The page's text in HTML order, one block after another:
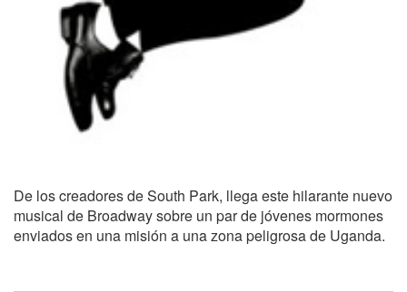
De los creadores de South Park, llega este hilarante nuevo
musical de Broadway sobre un par de jóvenes mormones
enviados en una misión a una zona peligrosa de Uganda.